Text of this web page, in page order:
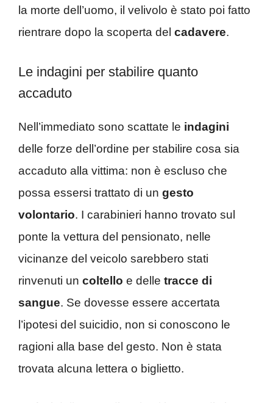
la morte dell’uomo, il velivolo è stato poi fatto
rientrare dopo la scoperta del cadavere.
Le indagini per stabilire quanto
accaduto
Nell’immediato sono scattate le indagini
delle forze dell’ordine per stabilire cosa sia
accaduto alla vittima: non è escluso che
possa essersi trattato di un gesto
volontario. I carabinieri hanno trovato sul
ponte la vettura del pensionato, nelle
vicinanze del veicolo sarebbero stati
rinvenuti un coltello e delle tracce di
sangue. Se dovesse essere accertata
l’ipotesi del suicidio, non si conoscono le
ragioni alla base del gesto. Non è stata
trovata alcuna lettera o biglietto.